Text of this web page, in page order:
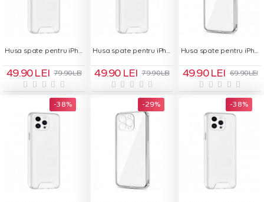
Husa spate pentru iPhone 16 - Space Case
49.90 LEI 79.90 LEI
Husa spate pentru iPhone 16 Plus - Space Case
49.90 LEI 79.90 LEI
Husa spate pentru iPhone 16 Plus- Protect+
49.90 LEI 69.90 LEI
-38 % -29 % -38 %